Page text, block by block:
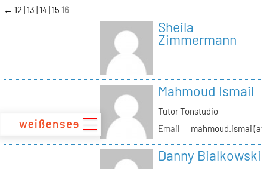
zum
Inhalt
← 12 13 14 15 16
Sheila
Zimmermann
Mahmoud Ismail
Tutor Tonstudio
Email
Danny Bialkowski